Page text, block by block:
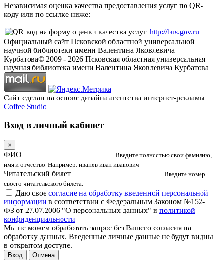
Независимая оценка качества предоставления услуг по QR-
коду или по ссылке ниже:
http://bus.gov.ru
Официальный сайт Псковской областной универсальной
научной библиотеки имени Валентина Яковлевича
Курбатова© 2009 - 2026 Псковская областная универсальная
научная библиотека имени Валентина Яковлевича Курбатова
Сайт сделан на основе дизайна агентства интернет-рекламы
Coffee Studio
Вход в личный кабинет
×
ФИО
Введите полностью свои фамилию,
имя и отчество. Например: иванов иван иванович
Читательский билет
Введите номер
своего читательского билета.
Даю свое согласие на обработку введенной персональной
информации в соответствии с Федеральным Законом №152-
ФЗ от 27.07.2006 "О персональных данных" и политикой
конфиденциальности
Мы не можем обработать запрос без Вашего согласия на
обработку данных. Введенные личные данные не будут видны
в открытом доступе.
Отмена